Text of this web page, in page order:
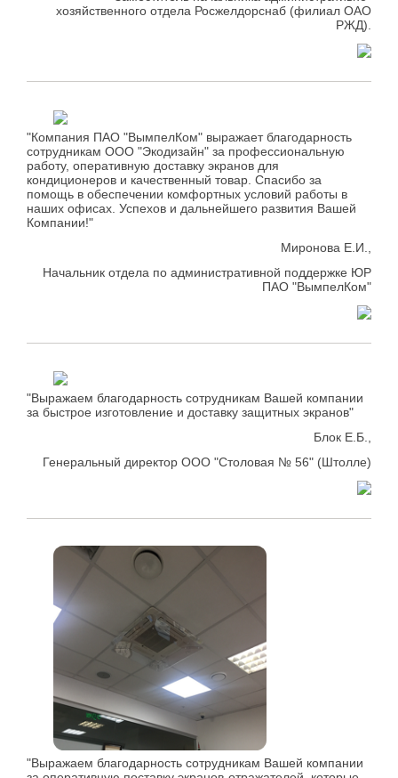
хозяйственного отдела Росжелдорснаб (филиал ОАО
РЖД).
"Компания ПАО "ВымпелКом" выражает благодарность
сотрудникам ООО "Экодизайн" за профессиональную
работу, оперативную доставку экранов для
кондиционеров и качественный товар. Спасибо за
помощь в обеспечении комфортных условий работы в
наших офисах. Успехов и дальнейшего развития Вашей
Компании!"
Миронова Е.И.,
Начальник отдела по административной поддержке ЮР
ПАО "ВымпелКом"
"Выражаем благодарность сотрудникам Вашей компании
за быстрое изготовление и доставку защитных экранов"
Блок Е.Б.,
Генеральный директор ООО "Столовая № 56" (Штолле)
"Выражаем благодарность сотрудникам Вашей компании